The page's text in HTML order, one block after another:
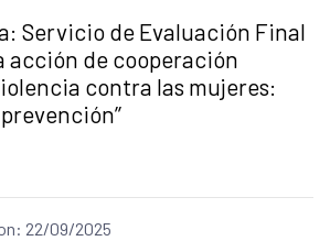
Servicio de Evaluación Final
acción de cooperación
contra las mujeres:
22/09/2025